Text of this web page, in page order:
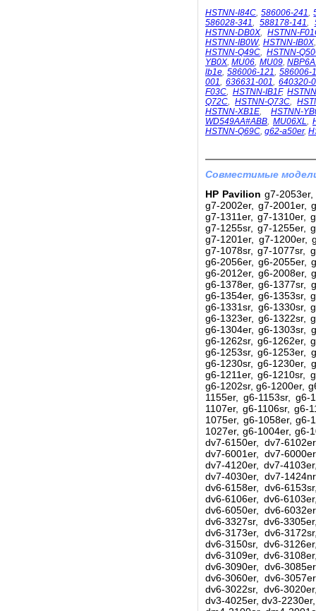
HSTNN-I84C,586006-241,
586028-341,588178-141,
HSTNN-DB0X,HSTNN-
HSTNN-IB0W, HSTNN-IB0X
HSTNN-Q49C,HSTNN-
YB0X,MU06, MU09,
lb1e, 586006-121, 586006-
001,636631-001,640320-
F03C, HSTNN-IB1F,
Q72C,HSTNN-Q73C,
HSTNN-XB1E, HSTNN-
WD549AA#ABB, MU06XL,
HSTNN-Q69C, g62-a50er,
Совместимые
HP Pavilion g7-
g7-2002er, g7-2001er,
g7-1311er, g7-1310er,
g7-1255sr, g7-1255er,
g7-1201er, g7-1200er,
g7-1078sr, g7-1077sr,
g6-2056er, g6-2055er,
g6-2012er, g6-2008er,
g6-1378er, g6-1377sr,
g6-1354er, g6-1353sr,
g6-1331sr, g6-1330sr,
g6-1323er, g6-1322sr,
g6-1304er, g6-1303sr,
g6-1262sr, g6-1262er,
g6-1253sr, g6-1253er,
g6-1230sr, g6-1230er,
g6-1211er, g6-1210sr,
g6-1202sr, g6-1200er,
1155er, g6-1153sr, g6-
1107er, g6-1106sr, g6-
1075er, g6-1058er, g6-
1027er, g6-1004er, g6-
dv7-6150er, dv7-
dv7-6001er, dv7-
dv7-4120er, dv7-
dv7-4030er, dv7-
dv6-6158er, dv6-
dv6-6106er, dv6-
dv6-6050er, dv6-
dv6-3327sr, dv6-
dv6-3173er, dv6-
dv6-3150sr, dv6-
dv6-3109er, dv6-
dv6-3090er, dv6-
dv6-3060er, dv6-
dv6-3022sr, dv6-
dv3-4025er, dv3-